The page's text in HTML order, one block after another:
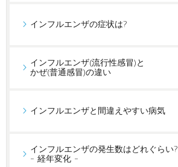
インフルエンザの症状は?
インフルエンザ(流行性感冒)と
かぜ(普通感冒)の違い
インフルエンザと間違えやすい病気
インフルエンザの発生数はどれぐらい?
- 経年変化 -